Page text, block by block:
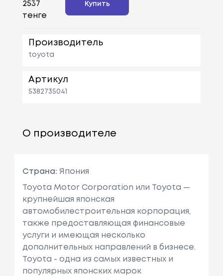
2537
тенге
Купить
Производитель
toyota
Артикул
5382735041
О производителе
Страна: Япония
Toyota Motor Corporation или Toyota —
крупнейшая японская
автомобилестроительная корпорация,
также предоставляющая финансовые
услуги и имеющая несколько
дополнительных направлений в бизнесе.
Toyota - одна из самых известных и
популярных японских марок